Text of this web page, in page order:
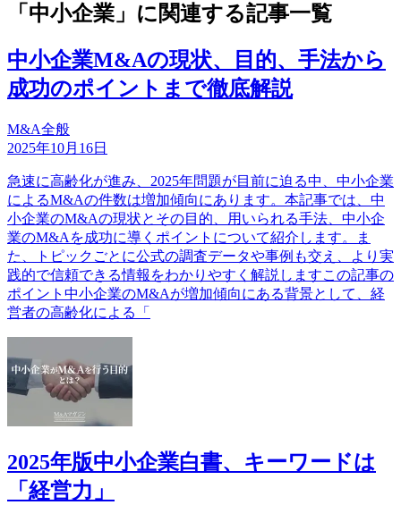
「中小企業」に関連する記事一覧
中小企業M&Aの現状、目的、手法から
成功のポイントまで徹底解説
M&A全般
2025年10月16日
急速に高齢化が進み、2025年問題が目前に迫る中、中小企業
によるM&Aの件数は増加傾向にあります。本記事では、中
小企業のM&Aの現状とその目的、用いられる手法、中小企
業のM&Aを成功に導くポイントについて紹介します。ま
た、トピックごとに公式の調査データや事例も交え、より実
践的で信頼できる情報をわかりやすく解説しますこの記事の
ポイント中小企業のM&Aが増加傾向にある背景として、経
営者の高齢化による「
2025年版中小企業白書、キーワードは
「経営力」